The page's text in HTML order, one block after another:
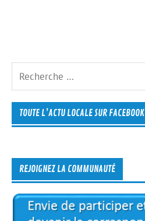
TOUTE L’ACTU LOCALE SUR FACEBOOK
REJOIGNEZ LA COMMUNAUTÉ